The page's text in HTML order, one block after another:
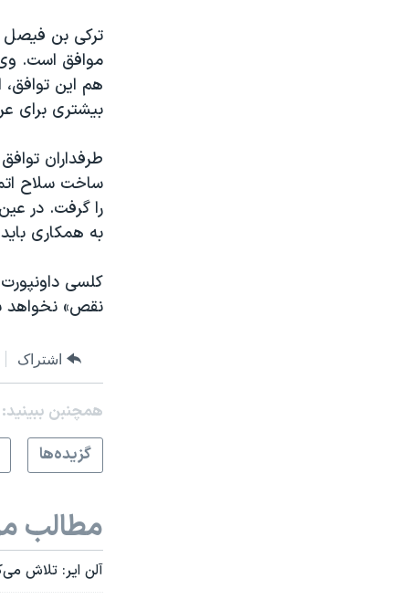
ترکی بن فيصل
موافق است. وی
هم اين توافق،
بيشتری برای
طرفداران
ساخت سلاح
را گرفت. در
به همکاری بايد
کلسی
نقص» نخواهد
اشتراک
همچنبن ببینید:
گزيده‌ها
مطالب
آلن ایر: تلاش